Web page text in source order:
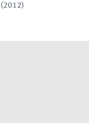
(2012)